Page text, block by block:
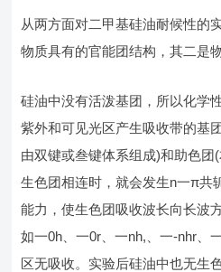
从两方面对二甲基硅油耐候性的
物质具有的官能团结构，其二是
硅油中没有活泼基团，所以化学
紫外和可见光区产生吸收带的基
由双键或叁键体系组成)和助色
生色团相连时，就会发生n一π共
能力，使生色团吸收波长向长波
如一0h、一0r、一nh,、一-nhr、
区无吸收。实验后硅油中也无生